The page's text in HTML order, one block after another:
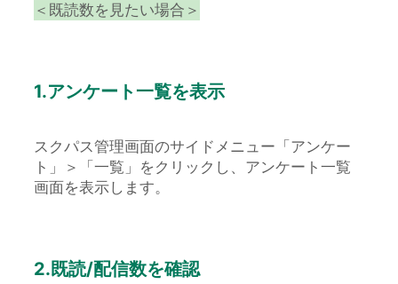
＜既読数を見たい場合＞
1.アンケート一覧を表示
スクパス管理画面のサイドメニュー「アンケー
ト」＞「一覧」をクリックし、アンケート一覧
画面を表示します。
2.既読/配信数を確認